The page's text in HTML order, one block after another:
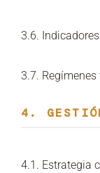
3.6.
3.7.
4.
4.1. Estrategia